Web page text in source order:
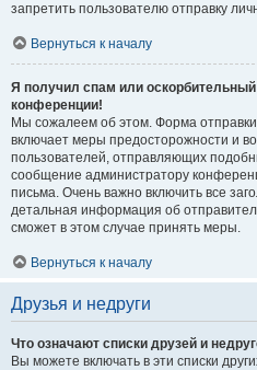
запретить пользователю отправку
Вернуться к началу
Я получил спам или оскорбительный
конференции!
Мы сожалеем об этом. Форма
включает меры предосторожности и
пользователей, отправляющих
сообщение администратору
письма. Очень важно включить все
детальная информация об
сможет в этом случае принять меры.
Вернуться к началу
Друзья и недруги
Что означают списки друзей и
Вы можете включать в эти списки